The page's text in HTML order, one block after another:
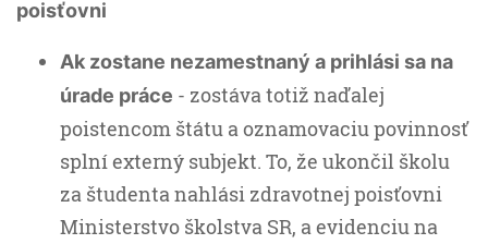
poisťovni
Ak zostane nezamestnaný a prihlási sa na
úrade práce - zostáva totiž naďalej
poistencom štátu a oznamovaciu povinnosť
splní externý subjekt. To, že ukončil školu
za študenta nahlási zdravotnej poisťovni
Ministerstvo školstva SR, a evidenciu na